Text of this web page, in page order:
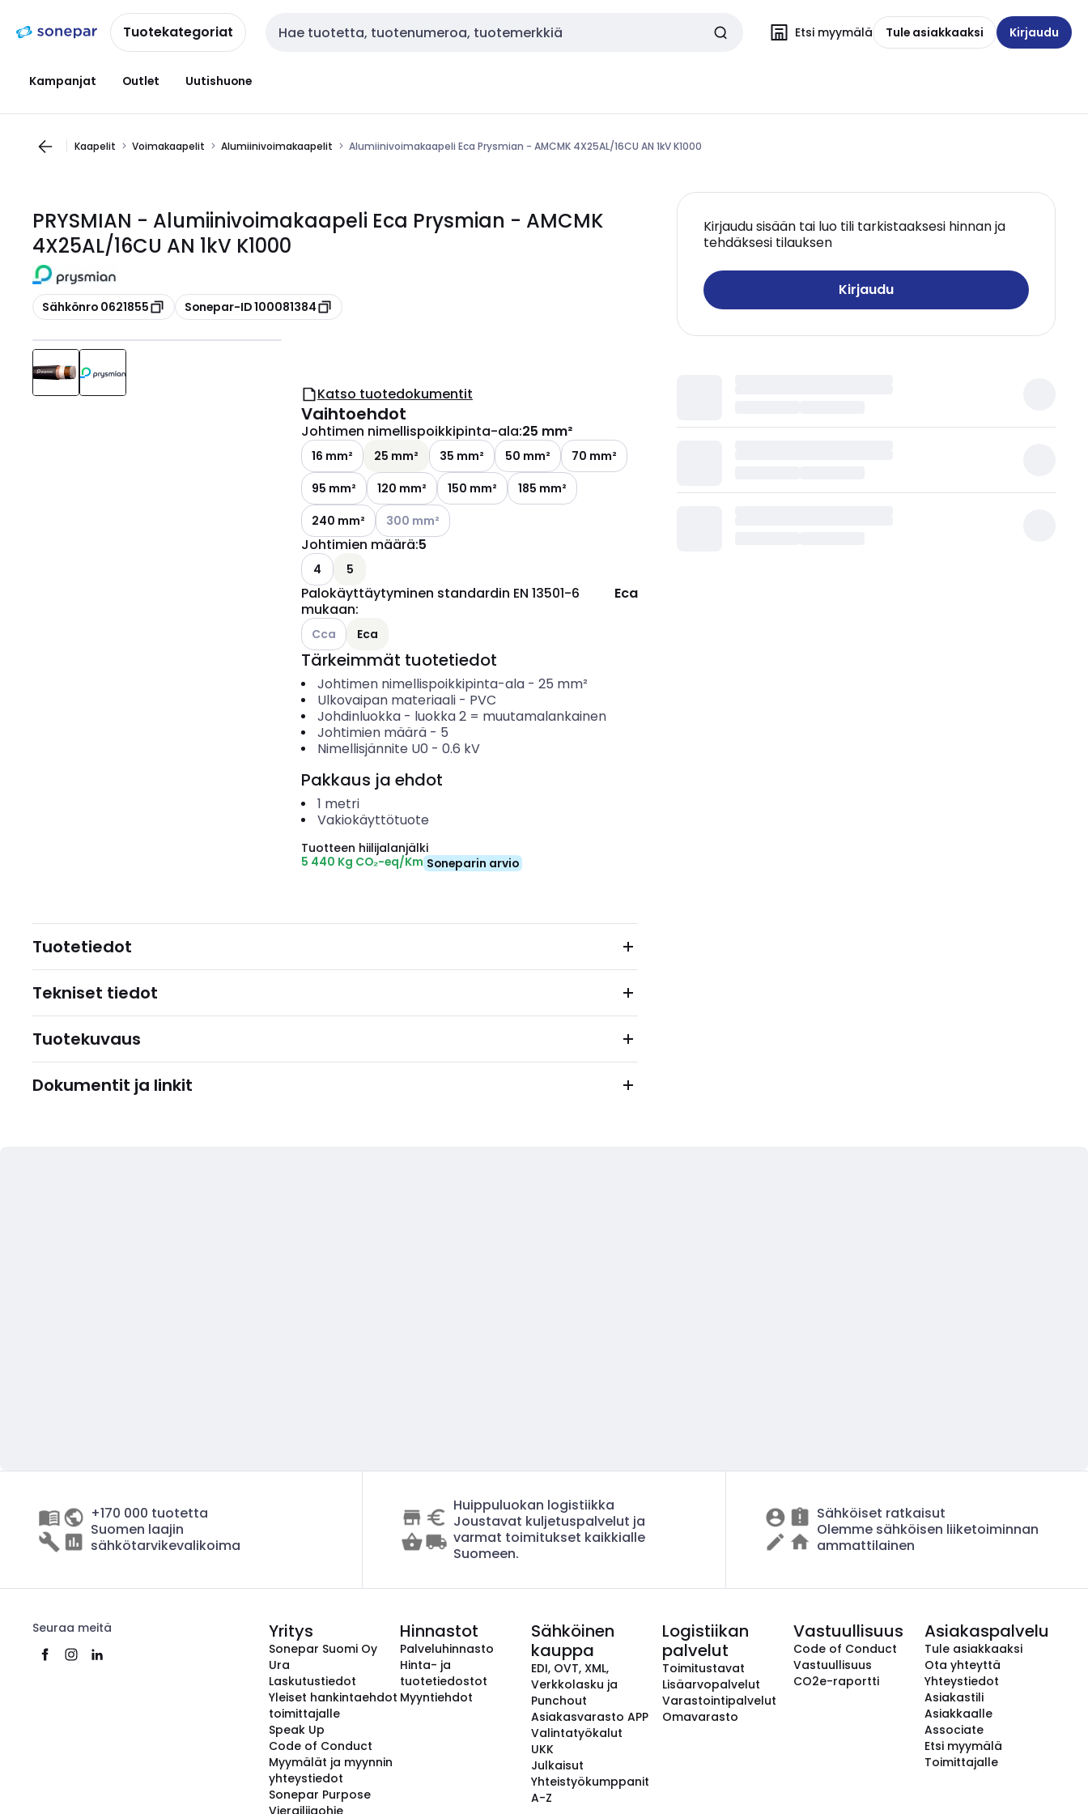
navigointiinsisältöönTuotekategoriat Haku Etsi myymälä Tule asiakkaaksi Kirjaudu
Kampanjat Outlet Uutishuone
Kaapelit Voimakaapelit Alumiinivoimakaapelit Alumiinivoimakaapeli Eca Prysmian - AMCMK 4X25AL/16CU AN 1kV K1000
PRYSMIAN - Alumiinivoimakaapeli Eca Prysmian - AMCMK
4X25AL/16CU AN 1kV K1000
Kopioi
Sähkönro 0621855 Kopioi
Sonepar-ID 100081384
Kirjaudu sisään tai luo tili tarkistaaksesi hinnan ja
tehdäksesi tilauksen
Kirjaudu
Katso tuotedokumentit
Vaihtoehdot
Johtimen nimellispoikkipinta-ala:25 mm²
16 mm² 25 mm² 35 mm² 50 mm²
70 mm²
95 mm²
120 mm² 150 mm²
185 mm²
240 mm²
Katso käytettävissä olevat vaihtoehdot
300 mm²
Johtimien määrä:5
4 5
Palokäyttäytyminen standardin EN 13501-6
mukaan:
Eca
Katso käytettävissä olevat vaihtoehdot
Cca Eca
Tärkeimmät tuotetiedot
Johtimen nimellispoikkipinta-ala- 25 mm²
Ulkovaipan materiaali- PVC
Johdinluokka- luokka 2 = muutamalankainen
Johtimien määrä- 5
Nimellisjännite U0 - 0.6 kV
Pakkaus ja ehdot
1 metri
Vakiokäyttötuote
Tuotteen hiilijalanjälki
5 440 Kg CO₂-eq/Km Soneparin arvio
Tuotetiedot
Tekniset tiedot
Tuotekuvaus
Dokumentit ja linkit
+170 000 tuotetta
Suomen laajin
sähkötarvikevalikoima
Huippuluokan logistiikka
Joustavat kuljetuspalvelut ja
varmat toimitukset kaikkialle
Suomeen.
Sähköiset ratkaisut
Olemme sähköisen liiketoiminnan
ammattilainen
Seuraa meitä Yritys
Sonepar Suomi Oy
Ura
Laskutustiedot
Yleiset hankintaehdot
toimittajalle
Speak Up
Code of Conduct
Myymälät ja myynnin
yhteystiedot
Sonepar Purpose
Vierailijaohje
Hinnastot
Palveluhinnasto
Hinta- ja
tuotetiedostot
Myyntiehdot
Sähköinen
kauppa
EDI, OVT, XML,
Verkkolasku ja
Punchout
Asiakasvarasto APP
Valintatyökalut
UKK
Julkaisut
Yhteistyökumppanit
A-Z
Logistiikan
palvelut
Toimitustavat
Lisäarvopalvelut
Varastointipalvelut
Omavarasto
Vastuullisuus
Code of Conduct
Vastuullisuus
CO2e-raportti
Asiakaspalvelu
Tule asiakkaaksi
Ota yhteyttä
Yhteystiedot
Asiakastili
Asiakkaalle
Associate
Etsi myymälä
Toimittajalle